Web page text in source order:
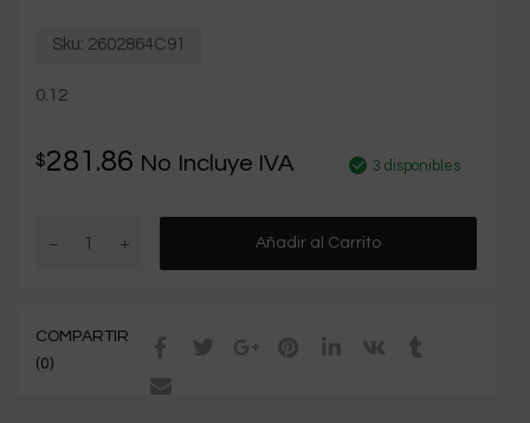
Sku: 2602864C91
0.12
$281.86 No Incluye IVA 3 disponibles
Añadir al Carrito
COMPARTIR
(0)